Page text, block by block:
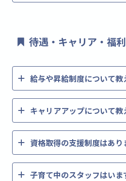
待遇・キャリア・福
給与や昇給制度について教
キャリアアップについて教
資格取得の支援制度はあり
子育て中のスタッフはいま